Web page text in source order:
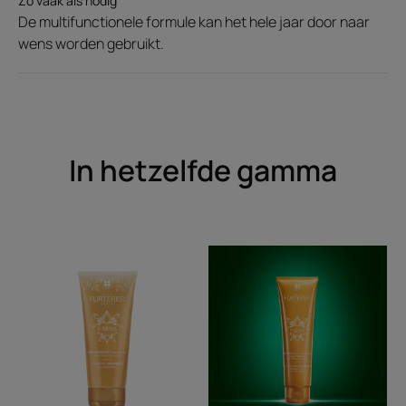
Een verslavende geur die bloemige noten van jasmijn en sering
combineert met vanille en patchoeli, met onderliggende noten
van amber en muskus
De multifunctionele formule kan het hele jaar door naar
wens worden gebruikt.
In hetzelfde gamma
doucheolie
ontwarrende
balsem